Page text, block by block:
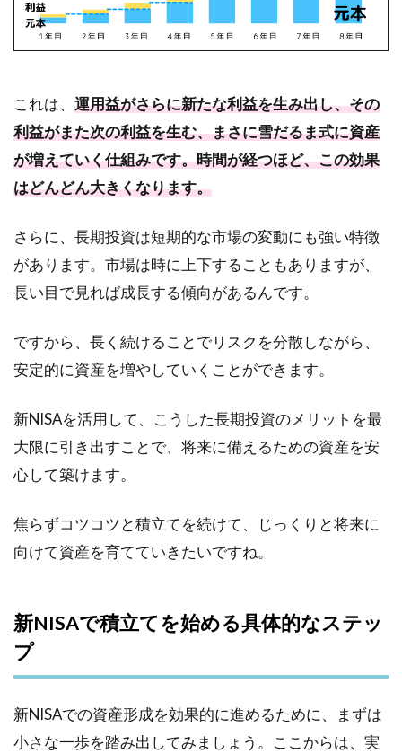
これは、 運用益がさらに新たな利益を生み出し、その
利益がまた次の利益を生む、まさに雪だるま式に資産
が増えていく仕組みです。時間が経つほど、この効果
はどんどん大きくなります。
さらに、長期投資は短期的な市場の変動にも強い特徴
があります。市場は時に上下することもありますが、
長い目で見れば成長する傾向があるんです。
ですから、長く続けることでリスクを分散しながら、
安定的に資産を増やしていくことができます。
新NISAを活用して、こうした長期投資のメリットを最
大限に引き出すことで、将来に備えるための資産を安
心して築けます。
焦らずコツコツと積立てを続けて、じっくりと将来に
向けて資産を育てていきたいですね。
新NISAで積立てを始める具体的なステッ
プ
新NISAでの資産形成を効果的に進めるために、まずは
小さな一歩を踏み出してみましょう。ここからは、実